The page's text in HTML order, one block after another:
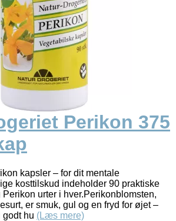
Perikon 375
kapsler – for dit mentale
kosttilskud indeholder 90 praktiske
urter i hver.Perikonblomsten,
er smuk, gul og en fryd for øjet –
godt hu (Læs mere)